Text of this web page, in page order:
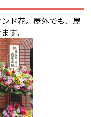
ド花。屋外でも、屋
す。